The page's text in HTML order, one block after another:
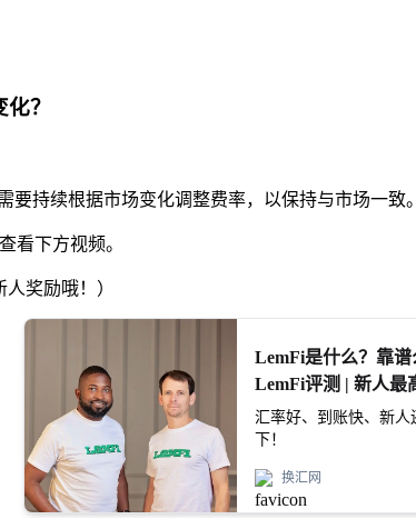
？
持续根据市场变化调整费率，以保持与市场一致。
看下方视频。
人奖励哦！）